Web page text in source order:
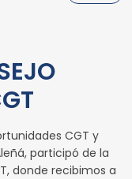
CGT y
participó de la
donde recibimos a